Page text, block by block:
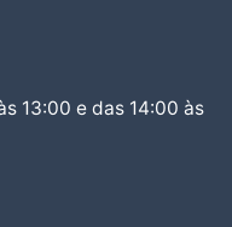
13:00 e das 14:00 às